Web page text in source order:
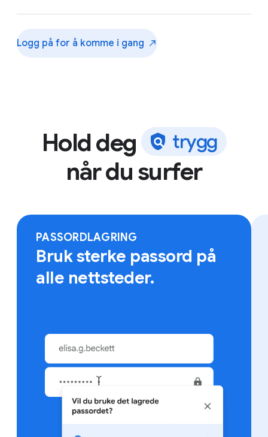
finne bokmerker, lagrede passord med mer.
Logg på for å komme i gang
Hold deg trygg
når du surfer
PASSORDLAGRING
Bruk sterke passord på
alle nettsteder.